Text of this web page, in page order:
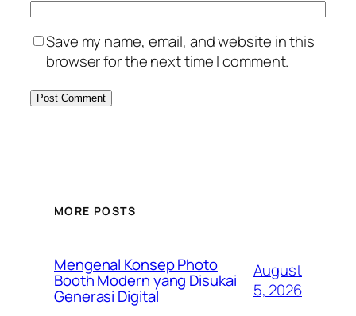
Save my name, email, and website in this
browser for the next time I comment.
MORE POSTS
Mengenal Konsep Photo
Booth Modern yang Disukai
Generasi Digital
August
5, 2026